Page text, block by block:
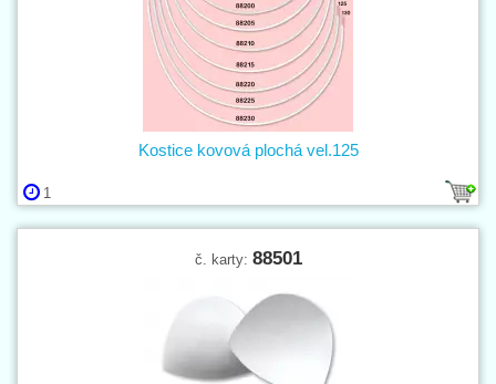
1
Kostice kovová plochá vel.125
č. karty: 88501